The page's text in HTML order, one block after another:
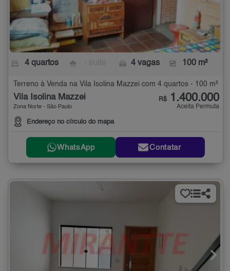
4 quartos 4 vagas 100 m²
Terreno à Venda na Vila Isolina Mazzei com 4 quartos - 100 m²
Vila Isolina Mazzei
Zona Norte - São Paulo
Endereço no círculo do mapa
R$ 1.400.000
Aceita Permuta
WhatsApp Contatar